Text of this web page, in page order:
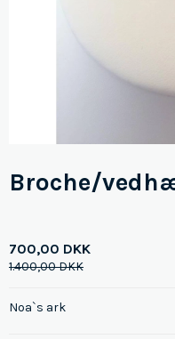
Broche/
700,00 DKK
1.400,00 DKK
Noa`s ark